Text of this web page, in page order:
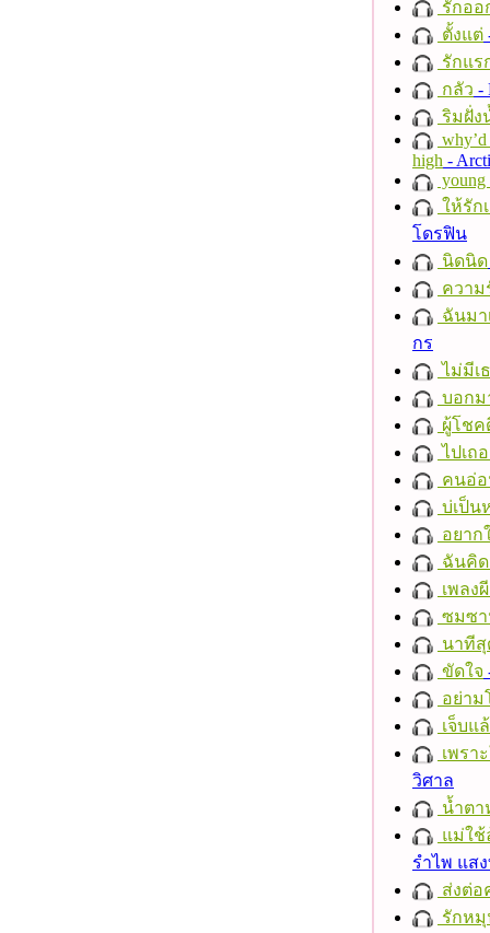
รักออ
ตั้งแต่
รักแร
กลัว -
ริมฝั่ง
high -
young
ให้รัก
โดรฟิน
นิดนิด
ความ
ฉันมา
กร
ไม่มีเ
บอกม
ผู้โชค
ไปเถ
คนอ่
บ่เป็น
อยาก
ฉันคิด
เพลง
ซมซ
นาทีสุ
ขัดใจ
อย่าม
เจ็บแ
เพรา
วิศาล
น้ำต
แม่ใช้
รำไพ แส
ส่งต่อ
รักห